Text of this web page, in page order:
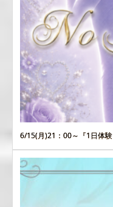
6/15(月)21：00～『1日体験